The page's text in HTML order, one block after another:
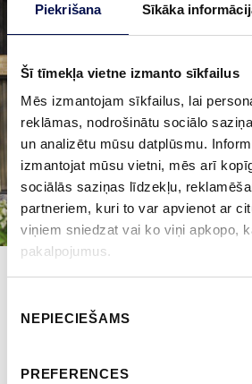
Piekrišana Sīkāka
Šī tīmekļa vietne izmanto sīkfailus
Mēs izmantojam sīkfailus, lai
reklāmas, nodrošinātu sociālo
un analizētu mūsu datplūsmu.
izmantojat mūsu vietni, mēs arī
sociālās saziņas līdzekļu,
partneriem, kuri to var apvienot ar
viņiem sniedzat vai ko viņi apkopo,
pakalpojumus.
izvēle
NEPIECIEŠAMS
PREFERENCES
PĀRLŪKOT VISUS